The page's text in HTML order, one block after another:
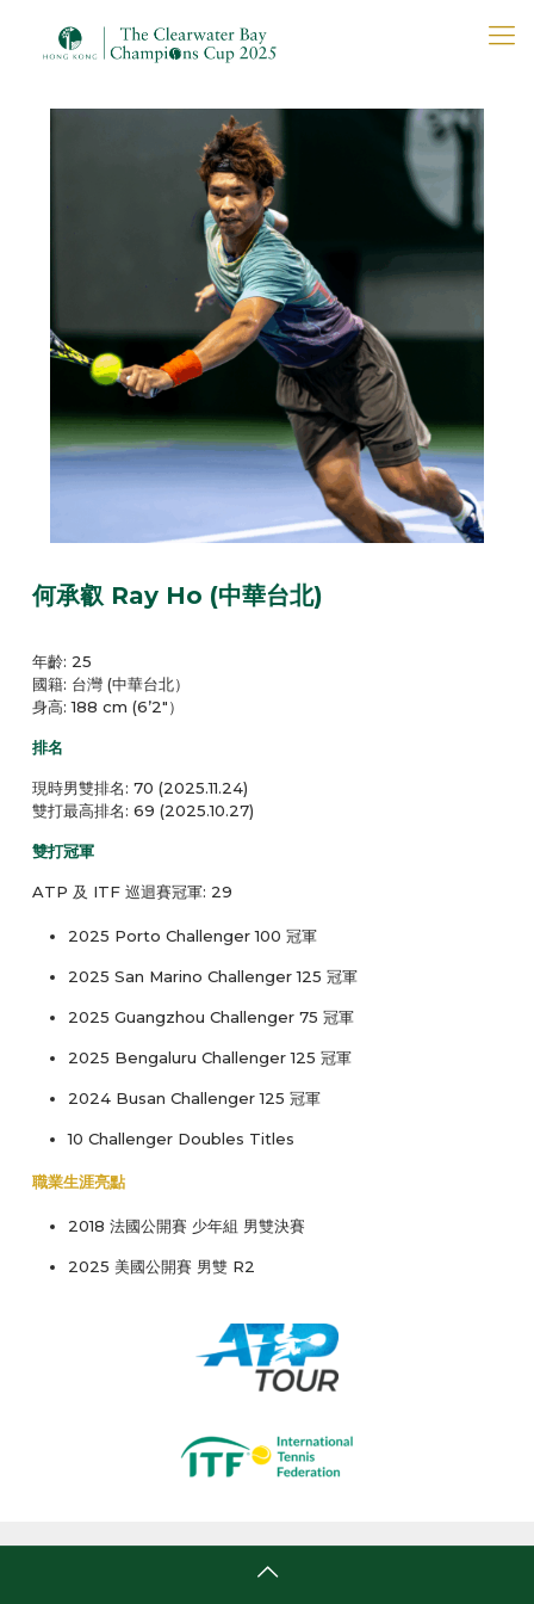
何承叡 Ray Ho (中華台北)
年齡: 25
國籍: 台灣 (中華台北）
身高: 188 cm (6’2″）
排名
現時男雙排名: 70 (2025.11.24)
雙打最高排名: 69 (2025.10.27)
雙打冠軍
ATP 及 ITF 巡迴賽冠軍: 29
2025 Porto Challenger 100 冠軍
2025 San Marino Challenger 125 冠軍
2025 Guangzhou Challenger 75 冠軍
2025 Bengaluru Challenger 125 冠軍
2024 Busan Challenger 125 冠軍
10 Challenger Doubles Titles
職業生涯亮點
2018 法國公開賽 少年組 男雙決賽
2025 美國公開賽 男雙 R2